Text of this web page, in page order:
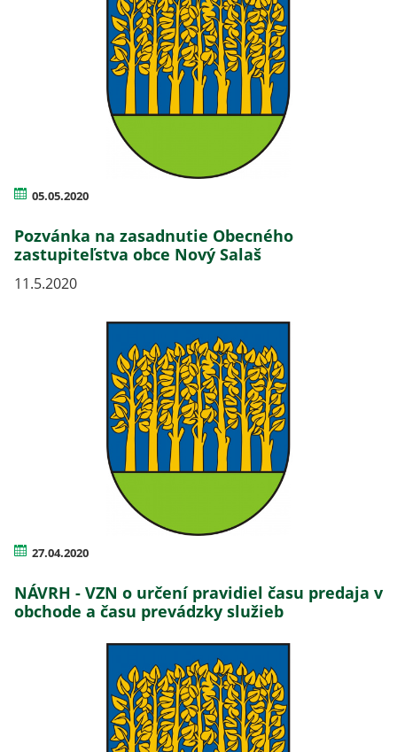
05.05.2020
Pozvánka na zasadnutie Obecného
zastupiteľstva obce Nový Salaš
11.5.2020
27.04.2020
NÁVRH - VZN o určení pravidiel času predaja v
obchode a času prevádzky služieb